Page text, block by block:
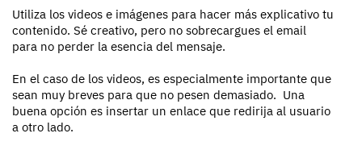
Utiliza los videos e imágenes para hacer más explicativo tu
contenido. Sé creativo, pero no sobrecargues el email
para no perder la esencia del mensaje.
En el caso de los videos, es especialmente importante que
sean muy breves para que no pesen demasiado. Una
buena opción es insertar un enlace que redirija al usuario
a otro lado.